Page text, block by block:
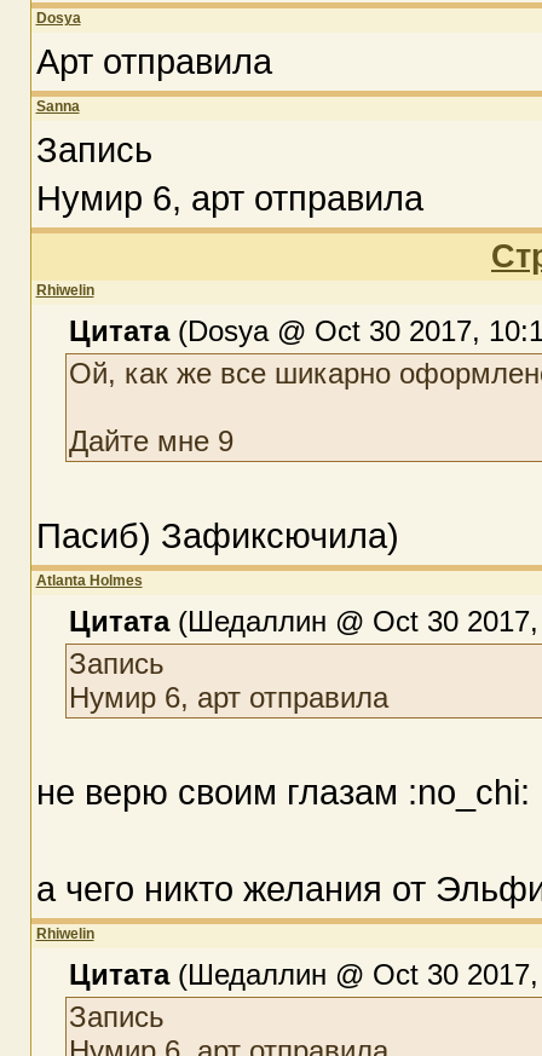
Dosya
Арт отправила
Sanna
Запись
Нумир 6, арт отправила
Rhiwelin
Цитата(Dosya @ Oct 30 2017,
Ой, как же все шикарно
Дайте мне 9
Пасиб) Зафиксючила)
Atlanta Holmes
Цитата(Шедаллин @ Oct 30 2017,
Запись
Нумир 6, арт отправила
не верю своим глазам :no_chi:
а чего никто желания от
Rhiwelin
Цитата(Шедаллин @ Oct 30 2017,
Запись